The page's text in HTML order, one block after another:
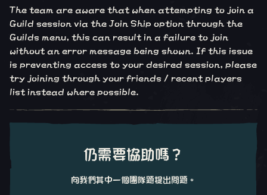
The team are aware that when attempting to join a
Guild session via the Join Ship option through the
Guilds menu, this can result in a failure to join
without an error message being shown. If this issue
is preventing access to your desired session, please
try joining through your friends / recent players
list instead where possible.
仍需要協助嗎？
向我們其中一個團隊題提出問題。